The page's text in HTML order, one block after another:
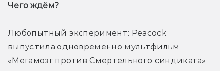
Чего ждём?
Любопытный эксперимент: Peacock
выпустила одновременно мультфильм
«Мегамозг против Смертельного синдиката»